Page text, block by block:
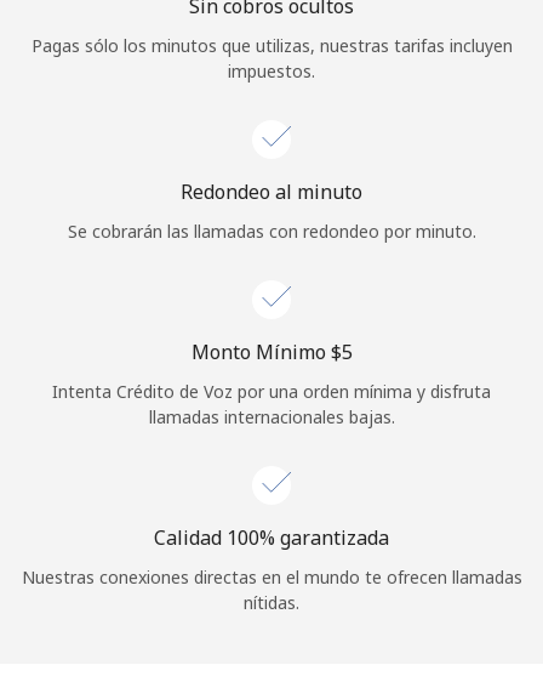
Iniciar Sesión
Continuar con
Sin cobros ocultos
Pagas sólo los minutos que utilizas, nuestras tarifas incluyen
impuestos.
Redondeo al minuto
Se cobrarán las llamadas con redondeo por minuto.
Monto Mínimo ⁦$5⁩
Intenta Crédito de Voz por una orden mínima y disfruta
llamadas internacionales bajas.
Calidad 100% garantizada
Nuestras conexiones directas en el mundo te ofrecen llamadas
nítidas.